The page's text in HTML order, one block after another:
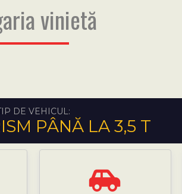
vinietă
DE VEHICUL:
PÂNĂ LA 3,5 T